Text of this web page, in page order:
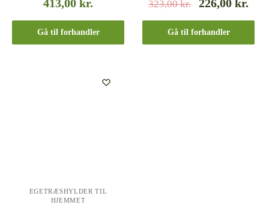
413,00kr.
Gå til forhandler
323,00kr. 226,00kr.
Gå til forhandler
EGETRÆSHYLDER TIL
HJEMMET